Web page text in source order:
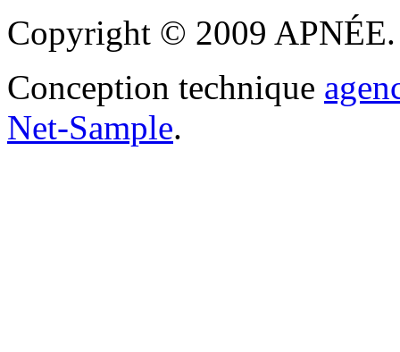
Copyright © 2009 APNÉE.
Conception technique
Net-Sample.